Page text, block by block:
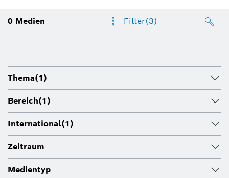
0 Medien Filter(3)
Thema(1)
Bereich(1)
International(1)
Zeitraum
Medientyp